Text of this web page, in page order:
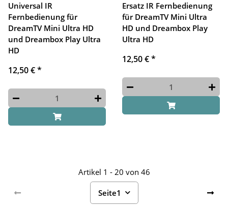
Universal IR
Fernbedienung für
DreamTV Mini Ultra HD
und Dreambox Play Ultra
HD
12,50 €*
Ersatz IR Fernbedienung
für DreamTV Mini Ultra
HD und Dreambox Play
Ultra HD
12,50 €*
Artikel 1 - 20 von 46
Seite1